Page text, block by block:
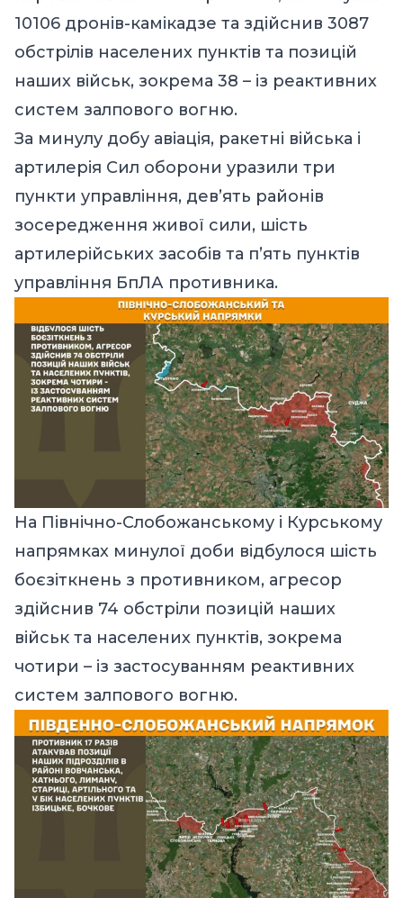
10106 дронів-камікадзе та здійснив 3087
обстрілів населених пунктів та позицій
наших військ, зокрема 38 – із реактивних
систем залпового вогню.
За минулу добу авіація, ракетні війська і
артилерія Сил оборони уразили три
пункти управління, дев’ять районів
зосередження живої сили, шість
артилерійських засобів та п’ять пунктів
управління БпЛА противника.
На Північно-Слобожанському і Курському
напрямках минулої доби відбулося шість
боєзіткнень з противником, агресор
здійснив 74 обстріли позицій наших
військ та населених пунктів, зокрема
чотири – із застосуванням реактивних
систем залпового вогню.